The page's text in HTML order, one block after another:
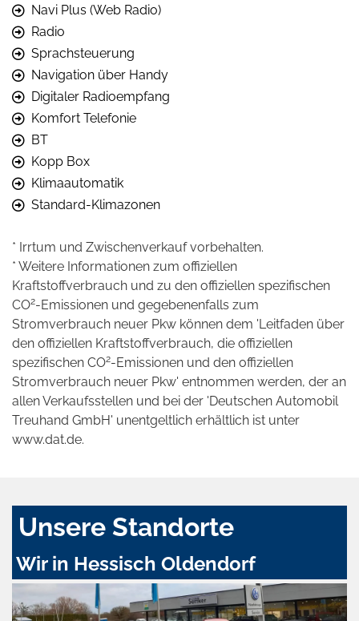
Navi Plus (Web Radio)
Radio
Sprachsteuerung
Navigation über Handy
Digitaler Radioempfang
Komfort Telefonie
BT
Kopp Box
Klimaautomatik
Standard-Klimazonen
* Irrtum und Zwischenverkauf vorbehalten.
* Weitere Informationen zum offiziellen
Kraftstoffverbrauch und zu den offiziellen spezifischen
CO2-Emissionen und gegebenenfalls zum
Stromverbrauch neuer Pkw können dem 'Leitfaden über
den offiziellen Kraftstoffverbrauch, die offiziellen
spezifischen CO2-Emissionen und den offiziellen
Stromverbrauch neuer Pkw' entnommen werden, der an
allen Verkaufsstellen und bei der 'Deutschen Automobil
Treuhand GmbH' unentgeltlich erhältlich ist unter
www.dat.de.
Unsere Standorte
Wir in Hessisch Oldendorf